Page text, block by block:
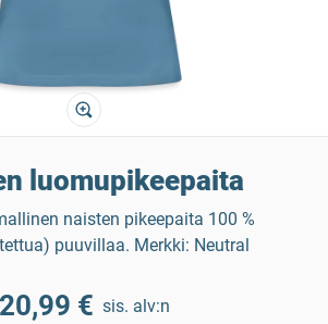
luomupikeepaita
naisten pikeepaita 100 %
puuvillaa. Merkki: Neutral
20,99 € sis. alv:n